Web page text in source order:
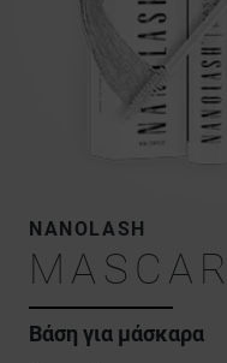
NANOLASH
Βάση για μάσκαρα